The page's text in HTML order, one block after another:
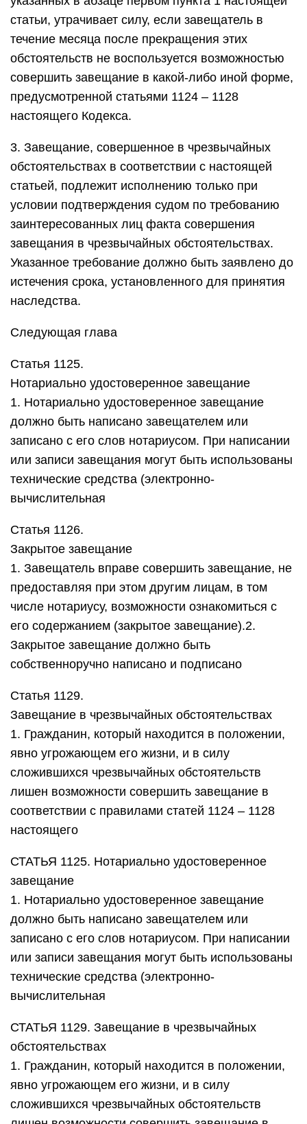
заинтересованных лиц факта совершения
завещания в чрезвычайных обстоятельствах.
Указанное требование должно быть заявлено до
истечения срока, установленного для принятия
наследства.
Следующая глава
Статья 1125.
Нотариально удостоверенное завещание
1. Нотариально удостоверенное завещание
должно быть написано завещателем или
записано с его слов нотариусом. При написании
или записи завещания могут быть использованы
технические средства (электронно-
вычислительная
Статья 1126.
Закрытое завещание
предоставляя при этом другим лицам, в том
числе нотариусу, возможности ознакомиться с
его содержанием (закрытое завещание).2.
Закрытое завещание должно быть
собственноручно написано и подписано
Статья 1129.
Завещание в чрезвычайных обстоятельствах
явно угрожающем его жизни, и в силу
сложившихся чрезвычайных обстоятельств
лишен возможности совершить завещание в
соответствии с правилами статей 1124 – 1128
настоящего
СТАТЬЯ 1125. Нотариально удостоверенное
завещание
должно быть написано завещателем или
записано с его слов нотариусом. При написании
или записи завещания могут быть использованы
технические средства (электронно-
вычислительная
СТАТЬЯ 1129. Завещание в чрезвычайных
обстоятельствах
явно угрожающем его жизни, и в силу
сложившихся чрезвычайных обстоятельств
лишен возможности совершить завещание в
соответствии с правилами статей 1124–1128
настоящего
Статья 1125. Нотариально удостоверенное
завещание
должно быть написано завещателем или
записано с его слов нотариусом. При написании
или записи завещания могут быть использованы
технические средства (электронно-
вычислительная